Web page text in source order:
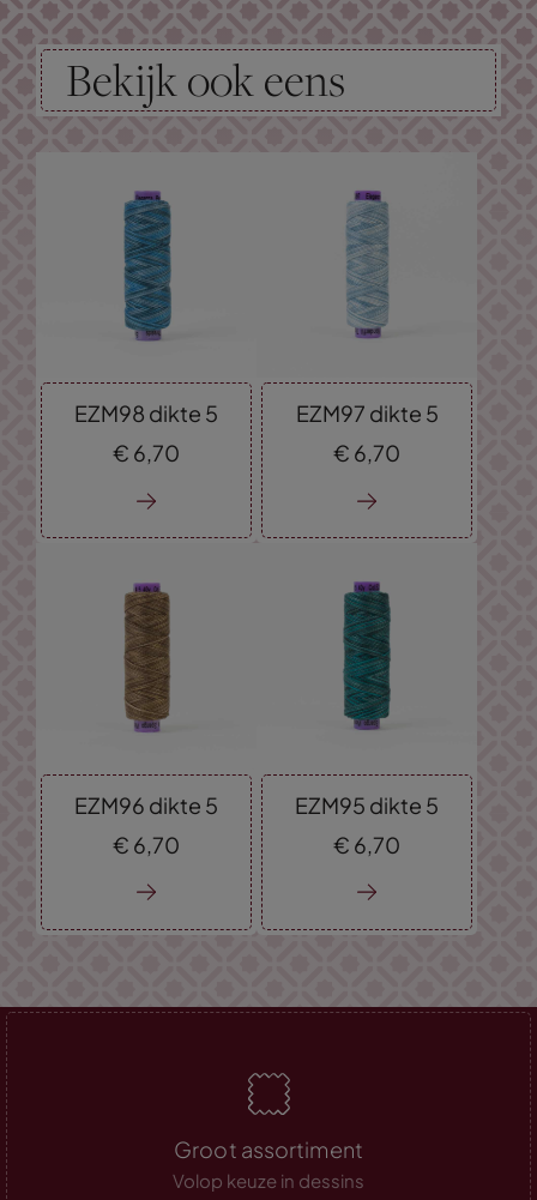
Bekijk ook eens
EZM98 dikte 5
€ 6,70
EZM97 dikte 5
€ 6,70
EZM96 dikte 5
€ 6, 70
EZM95 dikte 5
€ 6, 70
Groot assortiment
Volop keuze in dessins